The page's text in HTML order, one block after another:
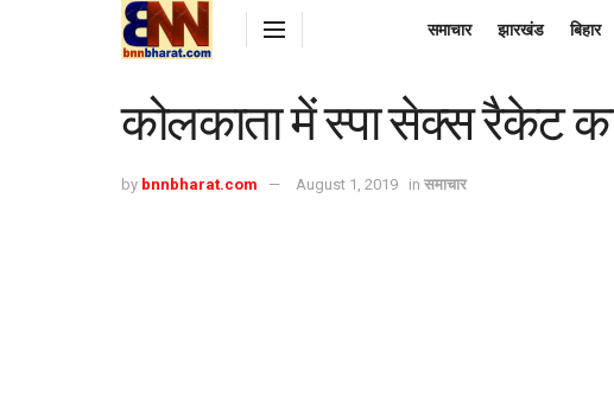
समाचार झारखंड बिहार
कोलकाता में स्पा सेक्स रैकेट
by bnnbharat.com August 1, 2019 in समाचार